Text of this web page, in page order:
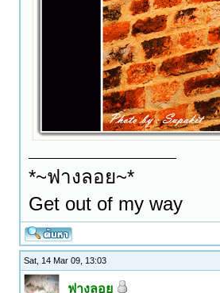
*~ฟางลอย~*
Get out of my way
Sat, 14 Mar 09, 13:03
ฟางลอย